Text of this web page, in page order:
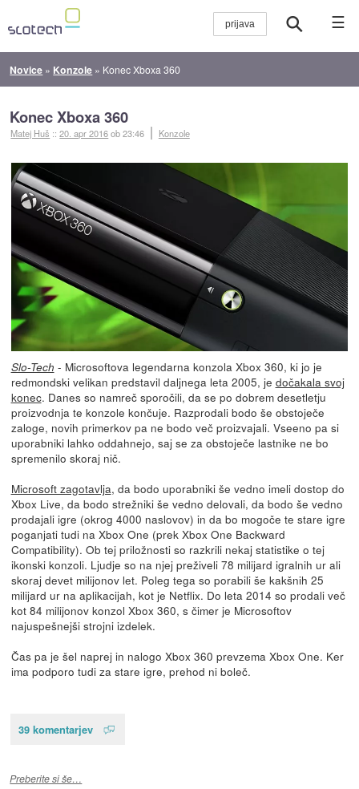
☰
Novice » Konzole » Konec Xboxa 360
Konec Xboxa 360
Matej Huš ::20. apr 2016ob 23:46 Konzole
Slo-Tech - Microsoftova legendarna konzola Xbox 360, ki jo je
redmondski velikan predstavil daljnega leta 2005, je dočakala svoj
konec. Danes so namreč sporočili, da se po dobrem desetletju
proizvodnja te konzole končuje. Razprodali bodo še obstoječe
zaloge, novih primerkov pa ne bodo več proizvajali. Vseeno pa si
uporabniki lahko oddahnejo, saj se za obstoječe lastnike ne bo
spremenilo skoraj nič.
Microsoft zagotavlja, da bodo uporabniki še vedno imeli dostop do
Xbox Live, da bodo strežniki še vedno delovali, da bodo še vedno
prodajali igre (okrog 4000 naslovov) in da bo mogoče te stare igre
poganjati tudi na Xbox One (prek Xbox One Backward
Compatibility). Ob tej priložnosti so razkrili nekaj statistike o tej
ikonski konzoli. Ljudje so na njej preživeli 78 milijard igralnih ur ali
skoraj devet milijonov let. Poleg tega so porabili še kakšnih 25
milijard ur na aplikacijah, kot je Netflix. Do leta 2014 so prodali več
kot 84 milijonov konzol Xbox 360, s čimer je Microsoftov
najuspešnejši strojni izdelek.
Čas pa je šel naprej in nalogo Xbox 360 prevzema Xbox One. Ker
ima podporo tudi za stare igre, prehod ni boleč.
39 komentarjev
Preberite si še…